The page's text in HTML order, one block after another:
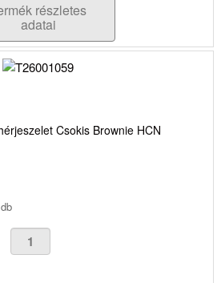
részletes
adatai
Csokis Brownie HCN